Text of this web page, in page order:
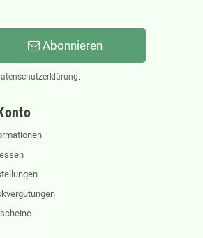
Abonnieren